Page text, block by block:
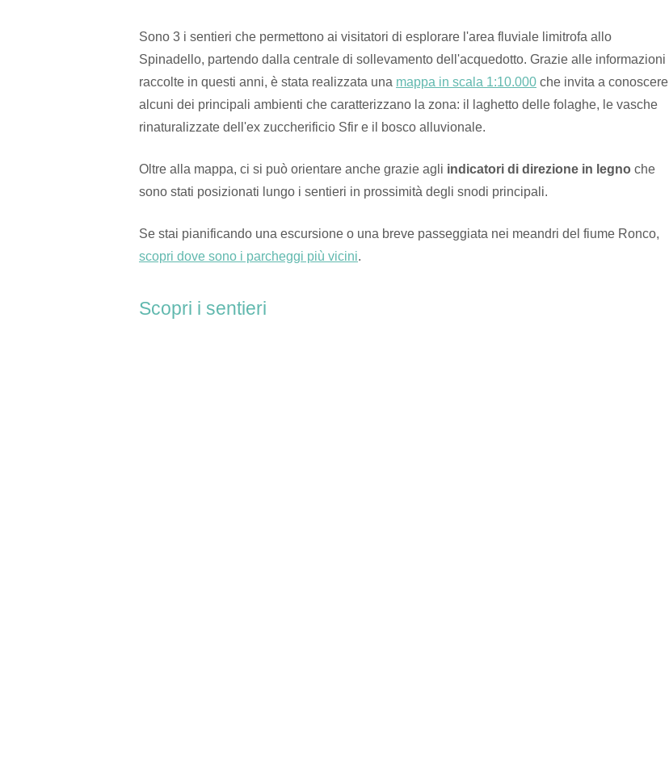
Sono 3 i sentieri che permettono ai visitatori di esplorare l'area fluviale limitrofa allo
Spinadello, partendo dalla centrale di sollevamento dell'acquedotto. Grazie alle informazioni
raccolte in questi anni, è stata realizzata una mappa in scala 1:10.000 che invita a conoscere
alcuni dei principali ambienti che caratterizzano la zona: il laghetto delle folaghe, le vasche
rinaturalizzate dell'ex zuccherificio Sfir e il bosco alluvionale.
Oltre alla mappa, ci si può orientare anche grazie agli indicatori di direzione in legno che
sono stati posizionati lungo i sentieri in prossimità degli snodi principali.
Se stai pianificando una escursione o una breve passeggiata nei meandri del fiume Ronco,
scopri dove sono i parcheggi più vicini.
Scopri i sentieri